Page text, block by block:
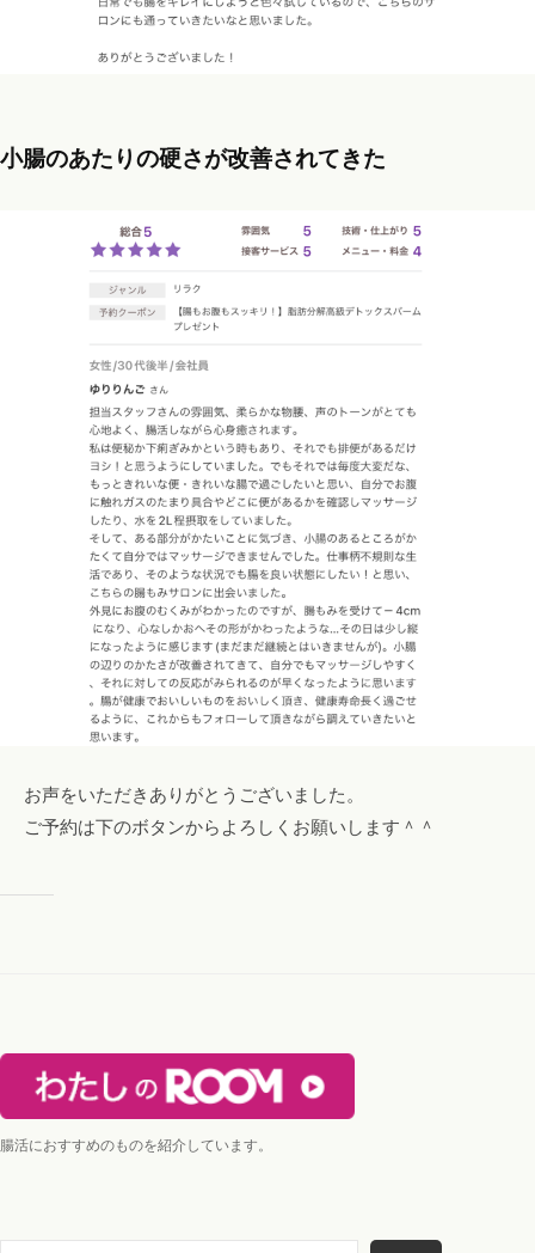
小腸のあたりの硬さが改善されてきた
お声をいただきありがとうございました。
ご予約は下のボタンからよろしくお願いします＾＾
腸活におすすめのものを紹介しています。